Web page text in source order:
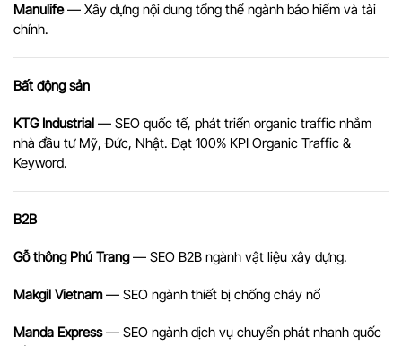
Manulife— Xây dựng nội dung tổng thể ngành bảo hiểm và tài
chính.
Bất động sản
KTG Industrial — SEO quốc tế, phát triển organic traffic nhắm
nhà đầu tư Mỹ, Đức, Nhật. Đạt 100% KPI Organic Traffic &
Keyword.
B2B
Gỗ thông Phú Trang— SEO B2B ngành vật liệu xây dựng.
Makgil Vietnam— SEO ngành thiết bị chống cháy nổ
Manda Express— SEO ngành dịch vụ chuyển phát nhanh quốc